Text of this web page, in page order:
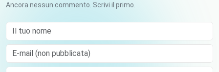
Ancora nessun commento. Scrivi il primo.
Il tuo nome
E-mail (non pubblicata)
Comment